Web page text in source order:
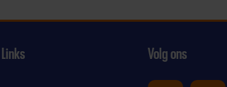
Links Volg ons